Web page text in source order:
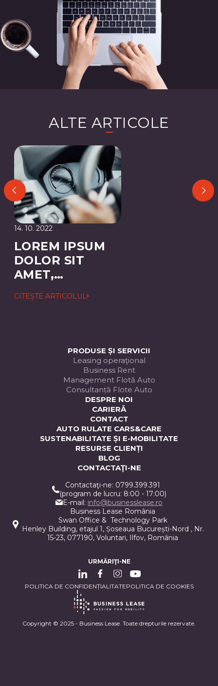
ALTE ARTICOLE
14. 10. 2022
LOREM IPSUM
DOLOR SIT
AMET,
ADIPISCING
CITEȘTE ARTICOLUL
PRODUSE ȘI SERVICII
Leasing operaţional
Business Rent
Management Flotă Auto
Consultanță Flote Auto
DESPRE NOI
CARIERĂ
CONTACT
AUTO RULATE CARS&CARE
SUSTENABILITATE ȘI E-MOBILITATE
RESURSE CLIENȚI
BLOG
CONTACTAŢI-NE
Contactaţi-ne: 0799.399.391
(program de lucru: 8:00 - 17:00)
E-mail: info@businesslease.ro
Business Lease România
Swan Office & Technology Park
Henley Building, etajul 1, Șoseaua București-Nord , Nr.
15-23, 077190, Voluntari, Ilfov, România
URMĂRIŢI-NE
Copyright © 2025 - Business Lease. Toate drepturile rezervate.
POLITICA DE CONFIDENȚIALITATEPOLITICA DE COOKIES